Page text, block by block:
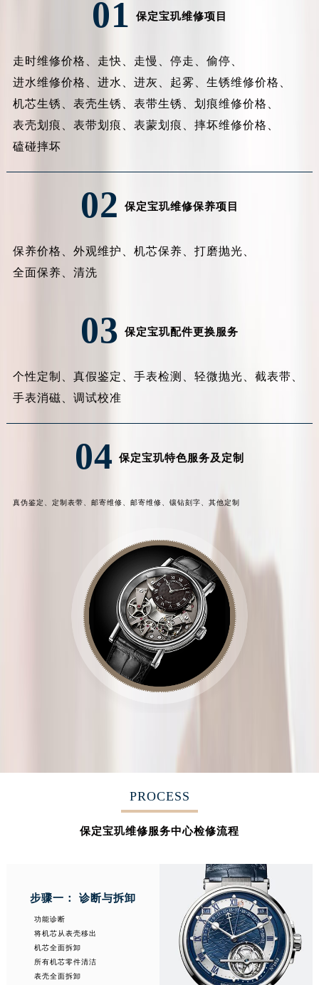
01 保定宝玑维修项目
走时维修价格、 走快、 走慢、 停走、 偷停、
进水维修价格、 进水、 进灰、 起雾、 生锈维修价格、
机芯生锈、 表壳生锈、 表带生锈、 划痕维修价格、
表壳划痕、 表带划痕、 表蒙划痕、 摔坏维修价格、
磕碰摔坏
02 保定宝玑维修保养项目
保养价格、 外观维护、 机芯保养、 打磨抛光、
全面保养、 清洗
03 保定宝玑配件更换服务
个性定制、 真假鉴定、 手表检测、 轻微抛光、 截表带、
手表消磁、 调试校准
04 保定宝玑特色服务及定制
真伪鉴定、 定制表带、 邮寄维修、 邮寄维修、 镶钻刻字、 其他定制
PROCESS
保定宝玑维修服务中心检修流程
步骤一： 诊断与拆卸
功能诊断
将机芯从表壳移出
机芯全面拆卸
所有机芯零件清洁
表壳全面拆卸